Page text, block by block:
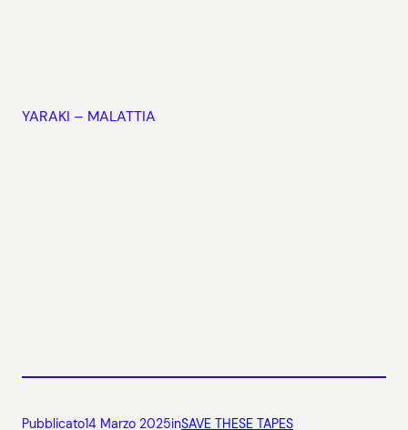
YARAKI – MALATTIA
Pubblicato14 Marzo 2025inSAVE THESE TAPES